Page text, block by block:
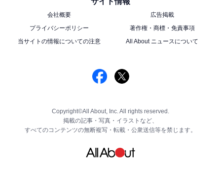
会社概要
広告掲載
プライバシーポリシー
著作権・商標・免責事項
当サイトの情報についての注意
All About ニュースについて
Copyright©All About, Inc. All rights reserved.
掲載の記事・写真・イラストなど、
すべてのコンテンツの無断複写・転載・公衆送信等を禁じます。